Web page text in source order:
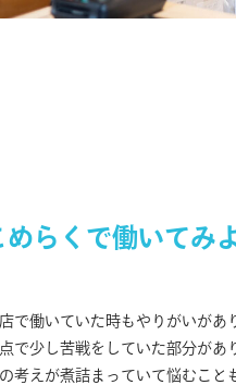
めらくで働いてみ
で働いていた時もやりがいがあ
で少し苦戦をしていた部分があ
考えが煮詰まっていて悩むこと